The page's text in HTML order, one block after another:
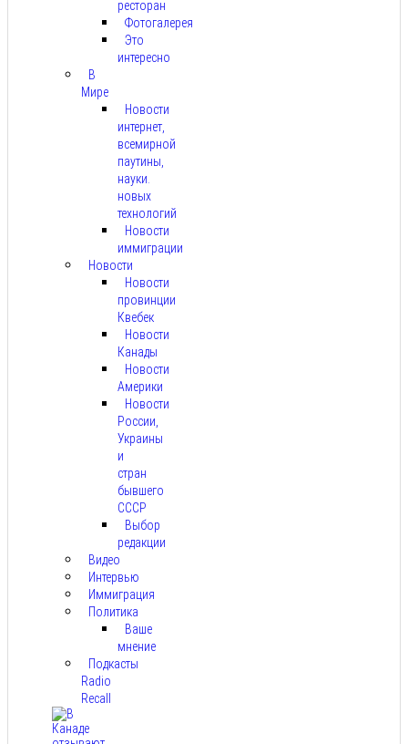
ресторан
Фотогалерея
Это
интересно
В
Мире
Новости
интернет,
всемирной
паутины,
науки.
новых
технологий
Новости
иммиграции
Новости
Новости
провинции
Квебек
Новости
Канады
Новости
Америки
Новости
России,
Украины
и
стран
бывшего
СССР
Выбор
редакции
Видео
Интервью
Иммиграция
Политика
Ваше
мнение
Подкасты
Radio
Recall